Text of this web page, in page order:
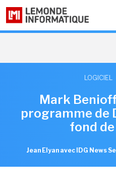
LOGICIEL
Mark
programme de
fond
Jean Elyan avec IDG News